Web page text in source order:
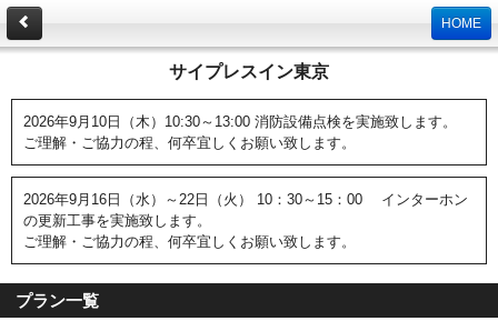
HOME
サイプレスイン東京
2026年9月10日（木）10:30～13:00 消防設備点検を実施致します。
ご理解・ご協力の程、何卒宜しくお願い致します。
2026年9月16日（水）～22日（火） 10：30～15：00 インターホン
の更新工事を実施致します。
ご理解・ご協力の程、何卒宜しくお願い致します。
プラン一覧